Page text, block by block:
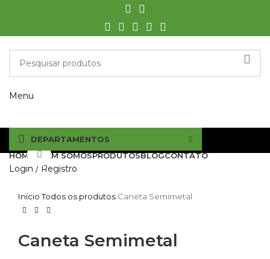
Menu
DEPARTAMENTOS
HOME
QUEM SOMOSPRODUTOSBLOGCONTATO
Login / Registro
Click to enlarge
InícioTodos os produtos Caneta Semimetal
Caneta Semimetal